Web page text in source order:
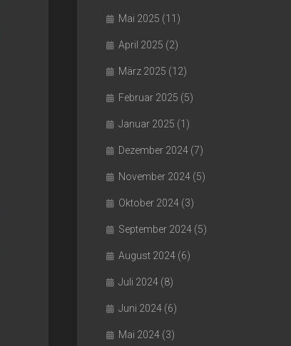
Mai 2025 (11)
April 2025 (2)
März 2025 (12)
Februar 2025 (5)
Januar 2025 (1)
Dezember 2024 (7)
November 2024 (5)
Oktober 2024 (3)
September 2024 (5)
August 2024 (6)
Juli 2024 (8)
Juni 2024 (6)
Mai 2024 (3)